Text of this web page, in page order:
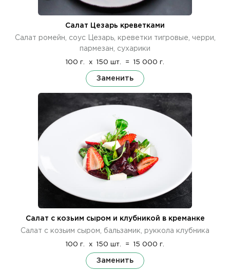
Салат Цезарь креветками
Салат ромейн, соус Цезарь, креветки тигровые, черри,
пармезан, сухарики
100 г. x 150 шт. = 15 000 г.
Заменить
Салат с козьим сыром и клубникой в креманке
Салат с козьим сыром, бальзамик, руккола клубника
100 г. x 150 шт. = 15 000 г.
Заменить